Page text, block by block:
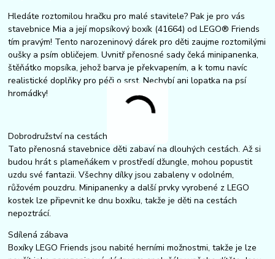
Hledáte roztomilou hračku pro malé stavitele? Pak je pro vás
stavebnice Mia a její mopsíkový boxík (41664) od LEGO® Friends
tím pravým! Tento narozeninový dárek pro děti zaujme roztomilými
oušky a psím obličejem. Uvnitř přenosné sady čeká minipanenka,
štěňátko mopsíka, jehož barva je překvapením, a k tomu navíc
realistické doplňky pro péči o srst. Nechybí ani lopatka na psí
hromádky!
Dobrodružství na cestách
Tato přenosná stavebnice děti zabaví na dlouhých cestách. Až si
budou hrát s plameňákem v prostředí džungle, mohou popustit
uzdu své fantazii. Všechny dílky jsou zabaleny v odolném,
růžovém pouzdru. Minipanenky a další prvky vyrobené z LEGO
kostek lze připevnit ke dnu boxíku, takže je děti na cestách
nepoztrácí.
Sdílená zábava
Boxíky LEGO Friends jsou nabité herními možnostmi, takže je lze